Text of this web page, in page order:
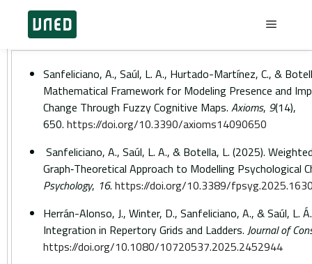
Sanfeliciano, A., Saúl, L. A., Hurtado-Martínez, C., &
Mathematical Framework for Modeling Presence and
Change Through Fuzzy Cognitive Maps. Axioms, 9(14),
650. https://doi.org/10.3390/axioms14090650
Sanfeliciano, A., Saúl, L. A., & Botella, L. (2025).
Graph‑Theoretical Approach to Modelling Psychological
Psychology, 16. https://doi.org/10.3389/
Herrán-Alonso, J., Winter, D., Sanfeliciano, A., & Saúl, L.
Integration in Repertory Grids and Ladders. Journal of
https://doi.org/10.1080/10720537.2025.2452944